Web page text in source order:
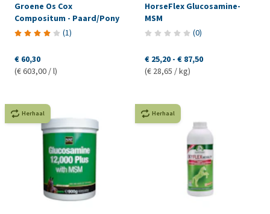
Groene Os Cox
Compositum - Paard/Pony
(1)
€ 60,30
(€ 603,00 / l)
HorseFlex Glucosamine-
MSM
(0)
€ 25,20 - € 87,50
(€ 28,65 / kg)
Herhaal Herhaal